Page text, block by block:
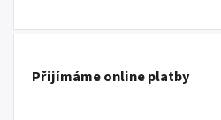
Přijímáme online platby